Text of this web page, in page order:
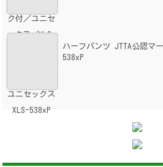
ハーフパンツ JTTA公認マ
538xP